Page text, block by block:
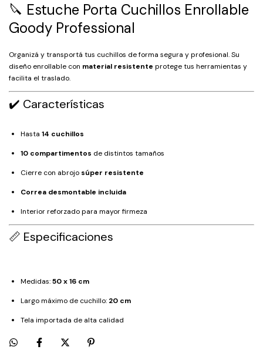
🔪 Estuche Porta Cuchillos Enrollable
Goody Professional
Organizá y transportá tus cuchillos de forma segura y profesional. Su
diseño enrollable con material resistente protege tus herramientas y
facilita el traslado.
✔️ Características
Hasta 14 cuchillos
10 compartimentos de distintos tamaños
Cierre con abrojo súper resistente
Correa desmontable incluida
Interior reforzado para mayor firmeza
📏 Especificaciones
Medidas:50 x 16 cm
Largo máximo de cuchillo: 20 cm
Tela importada de alta calidad